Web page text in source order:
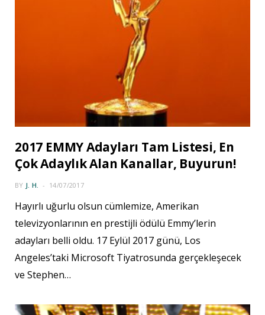
2017 EMMY Adayları Tam Listesi, En
Çok Adaylık Alan Kanallar, Buyurun!
BY J. H. 14/07/2017
Hayırlı uğurlu olsun cümlemize, Amerikan
televizyonlarının en prestijli ödülü Emmy’lerin
adayları belli oldu. 17 Eylül 2017 günü, Los
Angeles’taki Microsoft Tiyatrosunda gerçekleşecek
ve Stephen…